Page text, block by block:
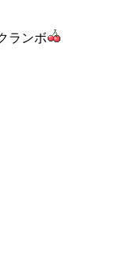
ランボ